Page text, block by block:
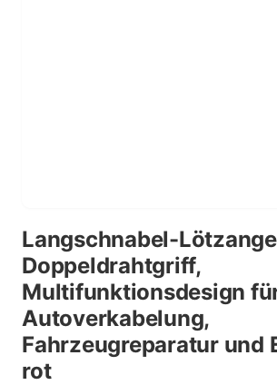
Langschnabel-
Doppeldrahtgriff,
Multifunktionsdesign
Autoverkabelung,
Fahrzeugreparatur und
rot